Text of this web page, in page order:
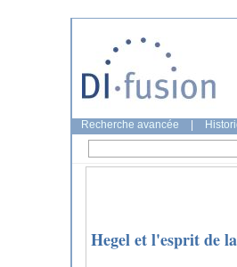
Recherche avancée
Hegel et l'esprit de